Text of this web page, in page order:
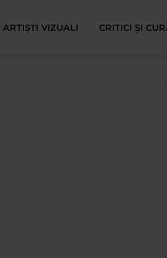
ARTIȘTI VIZUALI CRITICI ȘI